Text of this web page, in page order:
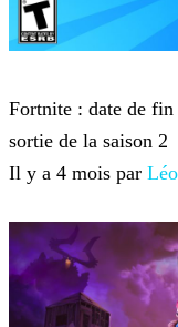
Fortnite : date de fin
sortie de la saison 2
Il y a 4 mois par